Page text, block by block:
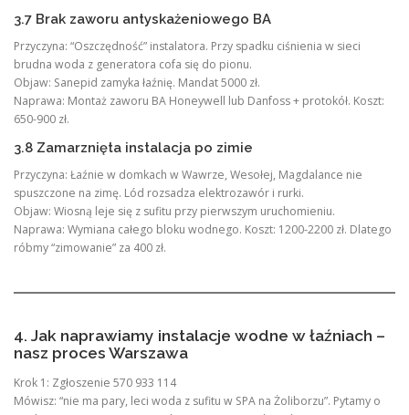
3.7 Brak zaworu antyskażeniowego BA
Przyczyna: “Oszczędność” instalatora. Przy spadku ciśnienia w sieci
brudna woda z generatora cofa się do pionu.
Objaw: Sanepid zamyka łaźnię. Mandat 5000 zł.
Naprawa: Montaż zaworu BA Honeywell lub Danfoss + protokół. Koszt:
650-900 zł.
3.8 Zamarznięta instalacja po zimie
Przyczyna: Łaźnie w domkach w Wawrze, Wesołej, Magdalance nie
spuszczone na zimę. Lód rozsadza elektrozawór i rurki.
Objaw: Wiosną leje się z sufitu przy pierwszym uruchomieniu.
Naprawa: Wymiana całego bloku wodnego. Koszt: 1200-2200 zł. Dlatego
róbmy “zimowanie” za 400 zł.
4. Jak naprawiamy instalacje wodne w łaźniach –
nasz proces Warszawa
Krok 1: Zgłoszenie 570 933 114
Mówisz: “nie ma pary, leci woda z sufitu w SPA na Żoliborzu”. Pytamy o